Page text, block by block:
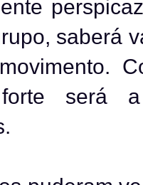
saberá
será